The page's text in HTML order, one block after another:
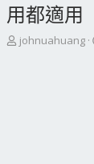
用都適用
主
johnuahuang